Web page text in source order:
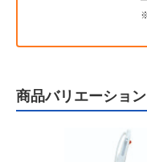
商品バリエーション